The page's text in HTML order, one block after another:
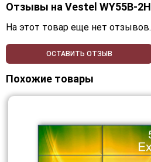
Отзывы наVestel WY55B-2H
На этот товар еще нет отзывов.
ОСТАВИТЬ ОТЗЫВ
Похожие товары